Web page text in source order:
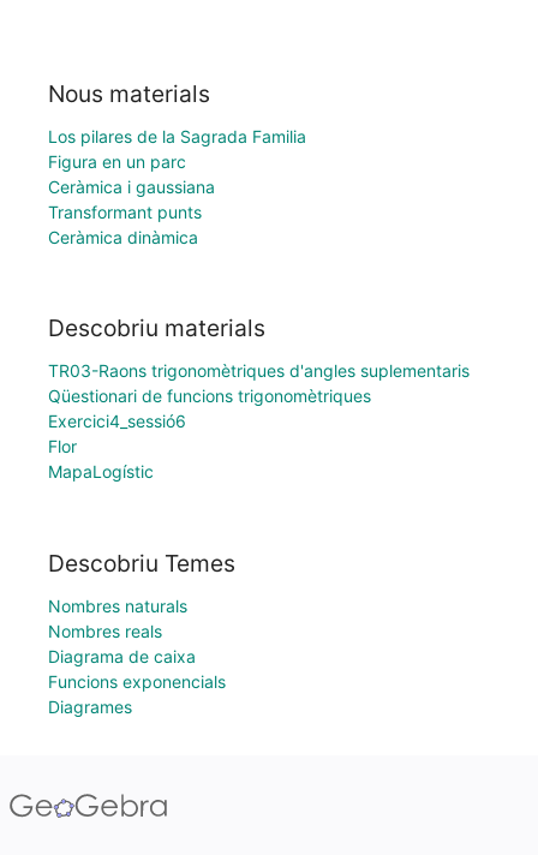
Nous materials
Los pilares de la Sagrada Familia
Figura en un parc
Ceràmica i gaussiana
Transformant punts
Ceràmica dinàmica
Descobriu materials
TR03-Raons trigonomètriques d'angles suplementaris
Qüestionari de funcions trigonomètriques
Exercici4_sessió6
Flor
MapaLogístic
Descobriu Temes
Nombres naturals
Nombres reals
Diagrama de caixa
Funcions exponencials
Diagrames